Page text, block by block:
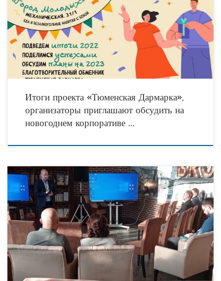
Подвести итоги уходящего года и отпраздновать приближение праздников
приглашают тюменских общественников Ресурсный центр для общественников
и НКО города Тюмени и Альянс социально ориентированных НКО Тюменской
Итоги проекта «Тюменская Дармарка»,
организаторы приглашают обсудить на
новогоднем корпоративе …
15 декабря 2022 года делегация тюменского областного совета
Всероссийского общества изобретателей и рационализаторов приняла участие в
работе форума для технических директоров торговых и торгово-
развлекательных центров